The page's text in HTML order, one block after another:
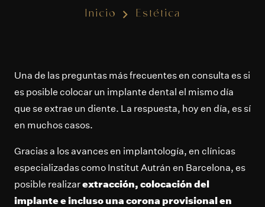
Inicio Estética
Una de las preguntas más frecuentes en consulta es si
es posible colocar un implante dental el mismo día
que se extrae un diente. La respuesta, hoy en día, es sí
en muchos casos.
Gracias a los avances en implantología, en clínicas
especializadas como Institut Autrán en Barcelona, es
posible realizarextracción, colocación del
implante e incluso una corona provisional en